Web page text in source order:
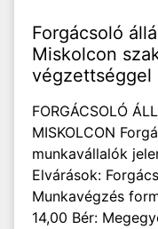
Forgácsoló
Miskolcon
végzettséggel
FORGÁCSOLÓ
MISKOLCON
munkavállalók
Elvárások:
Munkavégzés
14,00 Bér: